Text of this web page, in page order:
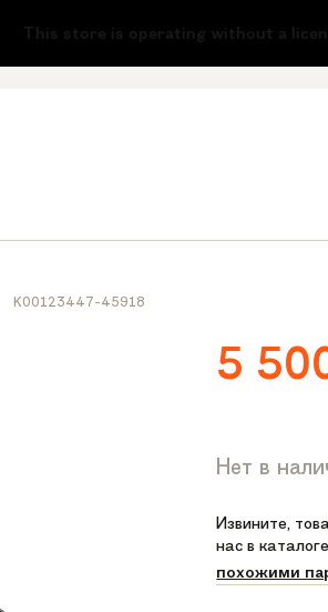
This store is operating without a license.
K00123447-45918
5
Нет в
Извините,
нас в
похожими